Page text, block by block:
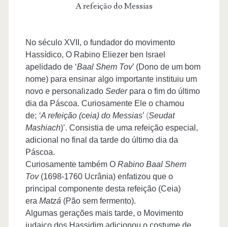
A refeição do Messias
No século XVII, o fundador do movimento
Hassídico, O Rabino Eliezer ben Israel
apelidado de ‘Baal Shem Tov’ (Dono de um bom
nome) para ensinar algo importante instituiu um
novo e personalizado Sederpara o fim do último
dia da Páscoa. Curiosamente Ele o chamou
de; ‘A refeição (ceia) do Messias’ (Seudat
Mashiach)’. Consistia de uma refeição especial,
adicional no final da tarde do último dia da
Páscoa.
Curiosamente também O Rabino Baal Shem
Tov(1698-1760 Ucrânia) enfatizou que o
principal componente desta refeição (Ceia)
era Matzá (Pão sem fermento).
Algumas gerações mais tarde, o Movimento